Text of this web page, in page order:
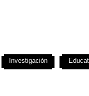
Investigación